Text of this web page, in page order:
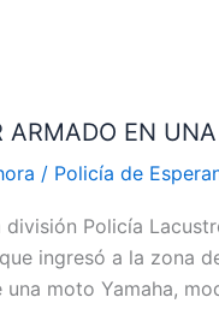
EN UNA
/ Policía de
Policía
ingresó a la zona
moto Yamaha,